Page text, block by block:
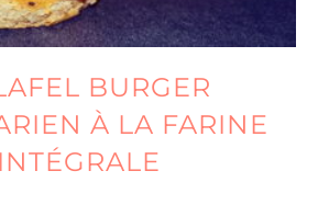
BURGER
À LA FARINE
INTÉGRALE